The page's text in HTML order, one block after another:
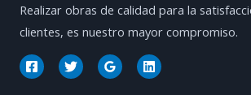
Realizar obras de calidad para la
clientes, es nuestro mayor compromiso.